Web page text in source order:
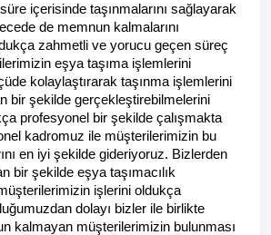
içerisinde taşınmalarını sağlayarak
de memnun kalmalarını
zahmetli ve yorucu geçen süreç
eşya taşıma işlemlerini
kolaylaştırarak taşınma işlemlerini
bir şekilde gerçekleştirebilmelerini
profesyonel bir şekilde çalışmakta
kadromuz ile müşterilerimizin bu
en iyi şekilde gideriyoruz. Bizlerden
bir şekilde eşya taşımacılık
işlerini oldukça
dolayı bizler ile birlikte
kalmayan müşterilerimizin bulunması